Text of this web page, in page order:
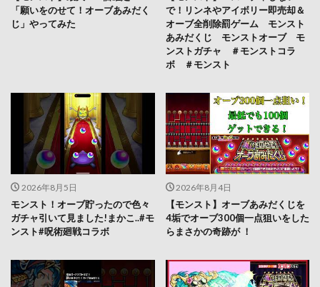
「願いをのせて！オーブあみだく
じ」やってみた
で！リンネやアイボリー即売却＆
オーブ全削除罰ゲーム モンスト
あみだくじ モンストオーブ モ
ンストガチャ ＃モンストコラ
ボ ＃モンスト
2026年8月5日
モンスト！オーブ貯ったので色々
ガチャ引いて見ました!まかこ..#モ
ンスト#呪術廻戦コラボ
2026年8月4日
【モンスト】オーブあみだくじを
4垢でオーブ300個一点狙いをした
らまさかの奇跡が ！